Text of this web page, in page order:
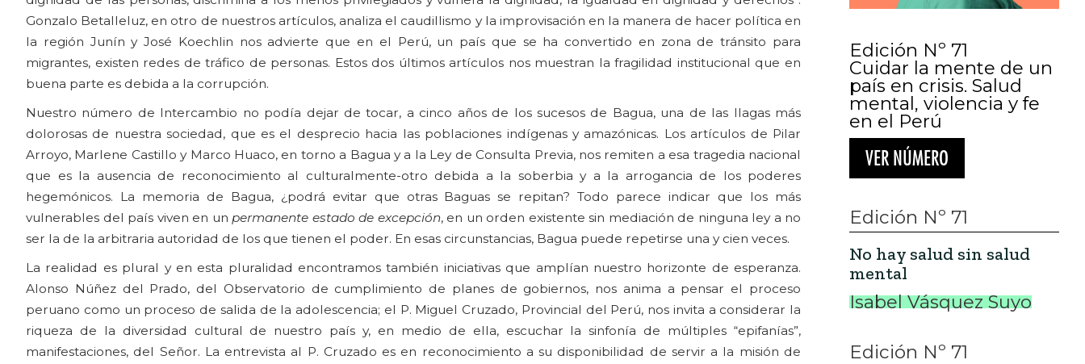
Gonzalo Betalleluz, en otro de nuestros artículos, analiza el caudillismo y la improvisación en la manera de hacer política en
la región Junín y José Koechlin nos advierte que en el Perú, un país que se ha convertido en zona de tránsito para
migrantes, existen redes de tráfico de personas. Estos dos últimos artículos nos muestran la fragilidad institucional que en
buena parte es debida a la corrupción.
Nuestro número de Intercambio no podía dejar de tocar, a cinco años de los sucesos de Bagua, una de las llagas más
dolorosas de nuestra sociedad, que es el desprecio hacia las poblaciones indígenas y amazónicas. Los artículos de Pilar
Arroyo, Marlene Castillo y Marco Huaco, en torno a Bagua y a la Ley de Consulta Previa, nos remiten a esa tragedia nacional
que es la ausencia de reconocimiento al culturalmente-otro debida a la soberbia y a la arrogancia de los poderes
hegemónicos. La memoria de Bagua, ¿podrá evitar que otras Baguas se repitan? Todo parece indicar que los más
vulnerables del país viven en un permanente estado de excepción, en un orden existente sin mediación de ninguna ley a no
ser la de la arbitraria autoridad de los que tienen el poder. En esas circunstancias, Bagua puede repetirse una y cien veces.
La realidad es plural y en esta pluralidad encontramos también iniciativas que amplían nuestro horizonte de esperanza.
Alonso Núñez del Prado, del Observatorio de cumplimiento de planes de gobiernos, nos anima a pensar el proceso
peruano como un proceso de salida de la adolescencia; el P. Miguel Cruzado, Provincial del Perú, nos invita a considerar la
riqueza de la diversidad cultural de nuestro país y, en medio de ella, escuchar la sinfonía de múltiples “epifanías”,
manifestaciones, del Señor. La entrevista al P. Cruzado es en reconocimiento a su disponibilidad de servir a la misión de
Edición Nº 71
Cuidar la mente de un
país en crisis. Salud
mental, violencia y fe
en el Perú
VER NÚMERO
Edición Nº 71
No hay salud sin salud
mental
Isabel Vásquez Suyo
Edición Nº 71